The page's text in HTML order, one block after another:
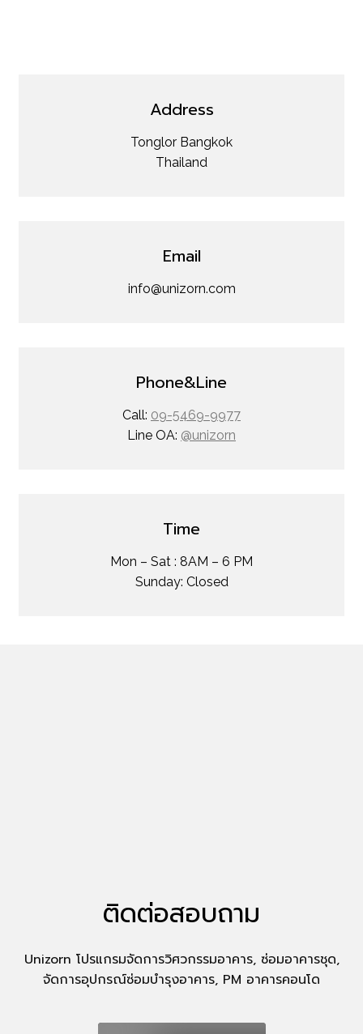
Address
Tonglor Bangkok
Thailand
Email
info@unizorn.com
Phone&Line
Call: 09-5469-9977
Line OA: @unizorn
Time
Mon – Sat : 8AM – 6 PM
Sunday: Closed
ติดต่อสอบถาม
Unizorn โปรแกรมจัดการวิศวกรรมอาคาร, ซ่อมอาคารชุด,
จัดการอุปกรณ์ซ่อมบำรุงอาคาร, PM อาคารคอนโด